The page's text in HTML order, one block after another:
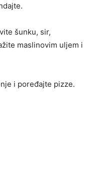
šunku, sir,
maslinovim uljem i
i poređajte pizze.